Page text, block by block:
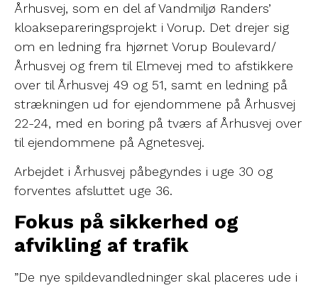
Århusvej, som en del af Vandmiljø Randers’
kloaksepareringsprojekt i Vorup. Det drejer sig
om en ledning fra hjørnet Vorup Boulevard/
Århusvej og frem til Elmevej med to afstikkere
over til Århusvej 49 og 51, samt en ledning på
strækningen ud for ejendommene på Århusvej
22-24, med en boring på tværs af Århusvej over
til ejendommene på Agnetesvej.
Arbejdet i Århusvej påbegyndes i uge 30 og
forventes afsluttet uge 36.
Fokus på sikkerhed og
afvikling af trafik
”De nye spildevandledninger skal placeres ude i